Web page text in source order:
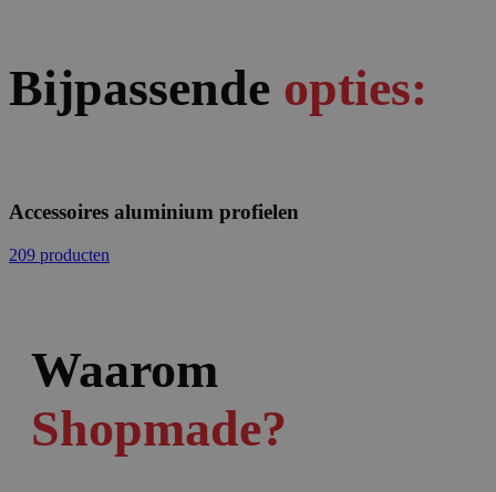
Bijpassende opties:
Accessoires aluminium profielen
209 producten
Waarom
Shopmade?